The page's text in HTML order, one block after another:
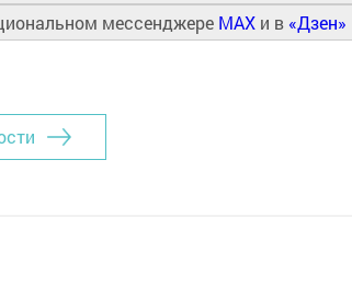
мессенджере MAX и в «Дзен»